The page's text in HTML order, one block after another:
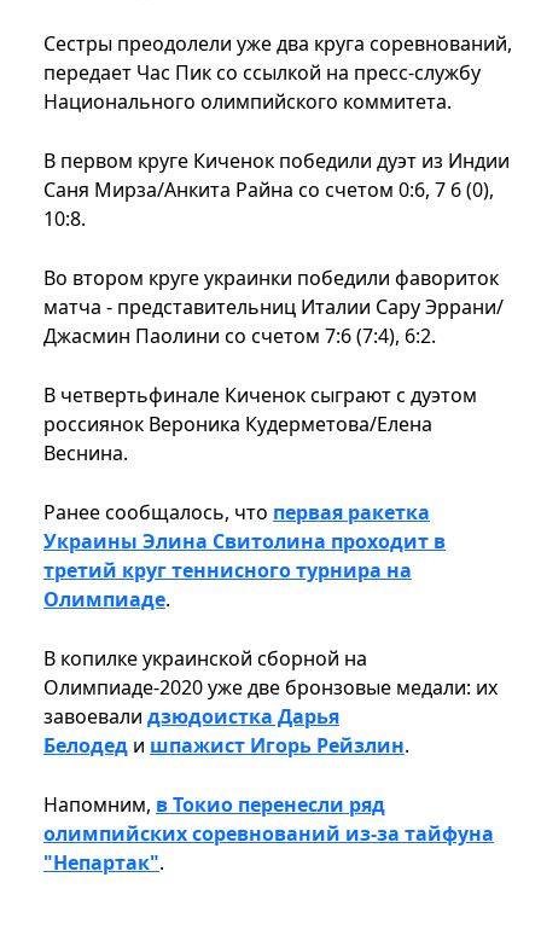
Сестры преодолели уже два круга соревнований,
передает Час Пик со ссылкой на пресс-службу
Национального олимпийского коммитета.
В первом круге Киченок победили дуэт из Индии
Саня Мирза/Анкита Райна со счетом 0:6, 7 6 (0),
10:8.
Во втором круге украинки победили фавориток
матча - представительниц Италии Сару Эррани/
Джасмин Паолини со счетом 7:6 (7:4), 6:2.
В четвертьфинале Киченок сыграют с дуэтом
россиянок Вероника Кудерметова/Елена
Веснина.
Ранее сообщалось, что первая ракетка
Украины Элина Свитолина проходит в
третий круг теннисного турнира на
Олимпиаде.
В копилке украинской сборной на
Олимпиаде-2020 уже две бронзовые медали: их
завоевали дзюдоистка Дарья
Белодед и шпажист Игорь Рейзлин.
Напомним, в Токио перенесли ряд
олимпийских соревнований из-за тайфуна
"Непартак".